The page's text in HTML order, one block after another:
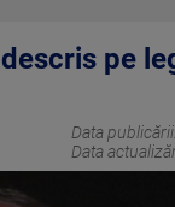
pe
Data publicării:
Data